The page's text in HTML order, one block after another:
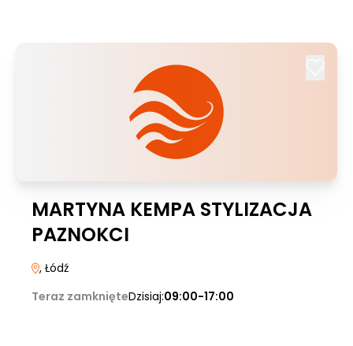
MARTYNA KEMPA STYLIZACJA
PAZNOKCI
, Łódź
Teraz zamknięteDzisiaj:09:00-17:00